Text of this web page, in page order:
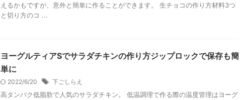
えるかもですが、意外と簡単に作ることができます。 生チョコの作り方材料3つ
と切り方のコ ...
ヨーグルティアSでサラダチキンの作り方ジップロックで保存も簡
単に
2022/6/20 下ごしらえ
高タンパク低脂肪で人気のサラダチキン。 低温調理で作る際の温度管理はヨーグ